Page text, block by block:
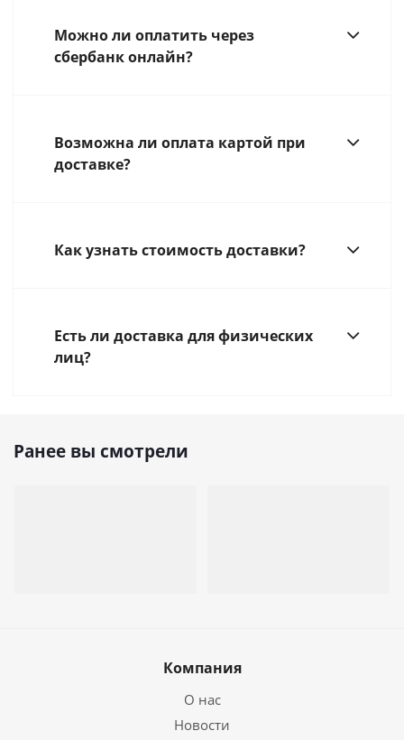
Можно ли оплатить через
сбербанк онлайн?
Возможна ли оплата картой при
доставке?
Как узнать стоимость доставки?
Есть ли доставка для физических
лиц?
Ранее вы смотрели
Компания
О нас
Новости